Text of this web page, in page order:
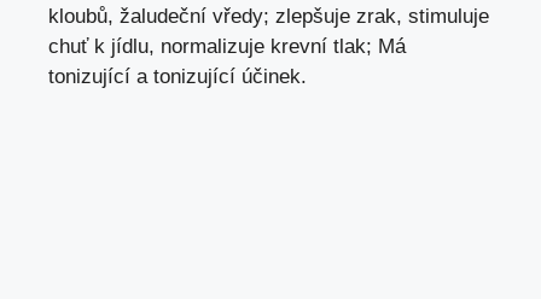
kloubů, žaludeční vředy; zlepšuje zrak, stimuluje
chuť k jídlu, normalizuje krevní tlak; Má
tonizující a tonizující účinek.